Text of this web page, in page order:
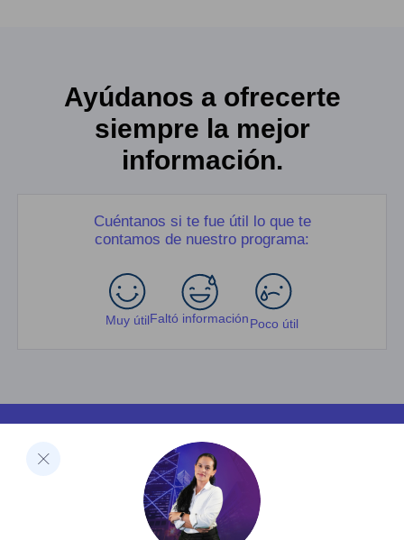
Ayúdanos a ofrecerte
siempre la mejor
información.
Cuéntanos si te fue útil lo que te
contamos de nuestro programa:
Muy útilFaltó informaciónPoco útil
Ciencias de la Salud
Negocios y Economía
Barberi de Ingeniería, Diseño y Ciencias Aplicadas
Ciencias Humanas
Decanatura de Innovación Educativa y Fortalecimiento